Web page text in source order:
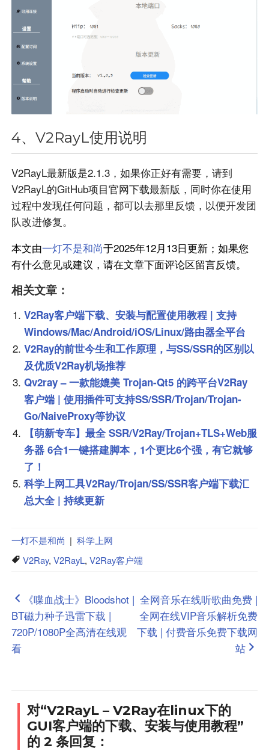
4、V2RayL使用说明
V2RayL最新版是2.1.3，如果你正好有需要，请到
V2RayL的GitHub项目官网下载最新版，同时你在使用
过程中发现任何问题，都可以去那里反馈，以便开发团
队改进修复。
本文由一灯不是和尚于2025年12月13日更新；如果您
有什么意见或建议，请在文章下面评论区留言反馈。
相关文章：
V2Ray客户端下载、安装与配置使用教程 | 支持
Windows/Mac/Android/iOS/Linux/路由器全平台
V2Ray的前世今生和工作原理，与SS/SSR的区别以
及优质V2Ray机场推荐
Qv2ray – 一款能媲美 Trojan-Qt5 的跨平台V2Ray
客户端 | 使用插件可支持SS/SSR/Trojan/Trojan-
Go/NaiveProxy等协议
【萌新专车】最全 SSR/V2Ray/Trojan+TLS+Web服
务器 6合1一键搭建脚本，1个更比6个强，有它就够
了！
科学上网工具V2Ray/Trojan/SS/SSR客户端下载汇
总大全 | 持续更新
一灯不是和尚 | 科学上网
V2Ray, V2RayL, V2Ray客户端
文
章
导
《喋血战士》Bloodshot |
BT磁力种子迅雷下载 |
720P/1080P全高清在线观
看
全网音乐在线听歌曲免费 |
全网在线VIP音乐解析免费
下载 | 付费音乐免费下载网
站
对“V2RayL – V2Ray在linux下的
GUI客户端的下载、安装与使用教程”
的 2 条回复：